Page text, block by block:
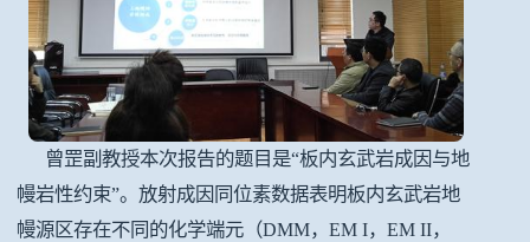
曾罡副教授本次报告的题目是“板内玄武岩成因与地
幔岩性约束”。放射成因同位素数据表明板内玄武岩地
幔源区存在不同的化学端元（DMM，EM I，EM II，